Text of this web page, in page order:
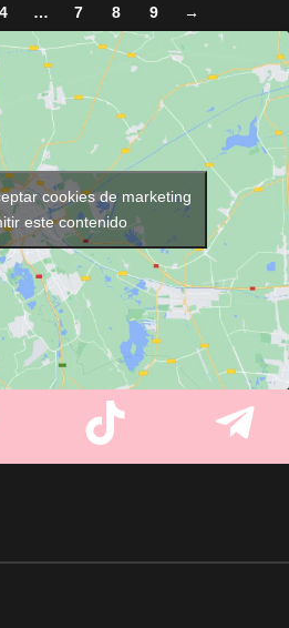
4 … 7 8 9 →
cookies de marketing
este contenido